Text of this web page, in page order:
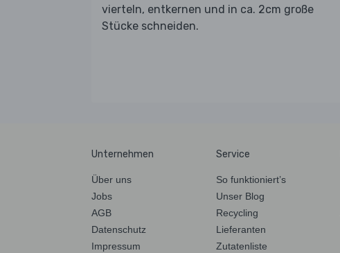
vierteln, entkernen und in ca. 2cm große
Stücke schneiden.
Unternehmen
Über uns
Jobs
AGB
Datenschutz
Impressum
Service
So funktioniert’s
Unser Blog
Recycling
Lieferanten
Zutatenliste